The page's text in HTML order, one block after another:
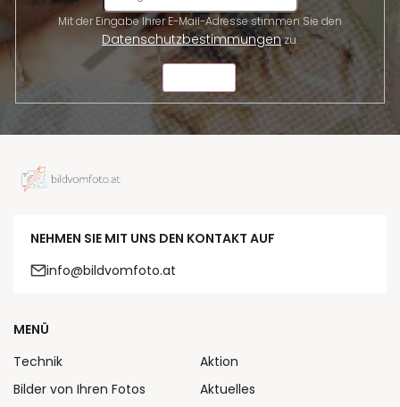
Datenschutzbestimmungenzu.
NEHMEN SIE MIT UNS DEN KONTAKT AUF
info@bildvomfoto.at
MENÜ
Technik
Bilder von Ihren Fotos
Aktion
Aktuelles